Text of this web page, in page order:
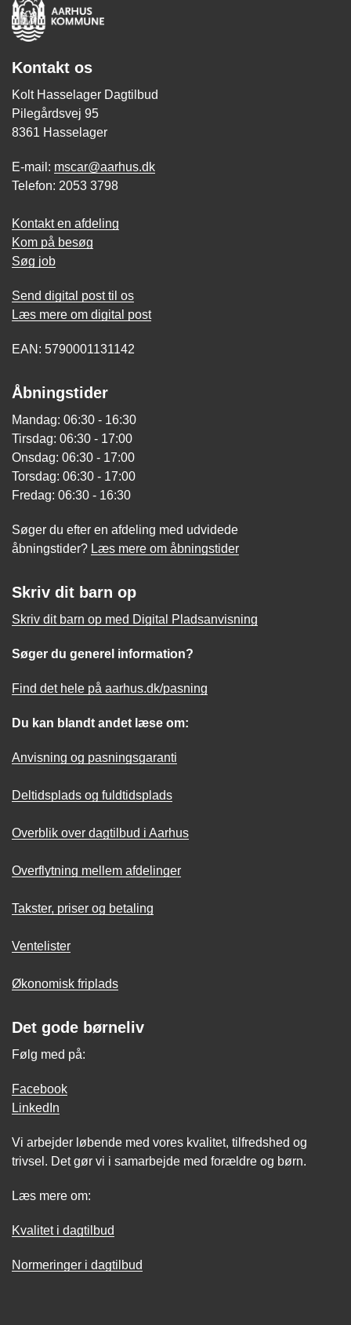
Kontakt os
Kolt Hasselager Dagtilbud
Pilegårdsvej 95
8361 Hasselager
E-mail: mscar@aarhus.dk
Telefon: 2053 3798
Kontakt en afdeling
Kom på besøg
Søg job
Send digital post til os
Læs mere om digital post
EAN: 5790001131142
Åbningstider
Mandag: 06:30 - 16:30
Tirsdag: 06:30 - 17:00
Onsdag: 06:30 - 17:00
Torsdag: 06:30 - 17:00
Fredag: 06:30 - 16:30
Søger du efter en afdeling med udvidede
åbningstider? Læs mere om åbningstider
Skriv dit barn op
Skriv dit barn op med Digital Pladsanvisning
Søger du generel information?
Find det hele på aarhus.dk/pasning
Du kan blandt andet læse om:
Anvisning og pasningsgaranti
Deltidsplads og fuldtidsplads
Overblik over dagtilbud i Aarhus
Overflytning mellem afdelinger
Takster, priser og betaling
Ventelister
Økonomisk friplads
Det gode børneliv
Følg med på:
Facebook
LinkedIn
Vi arbejder løbende med vores kvalitet, tilfredshed og
trivsel. Det gør vi i samarbejde med forældre og børn.
Læs mere om:
Kvalitet i dagtilbud
Normeringer i dagtilbud